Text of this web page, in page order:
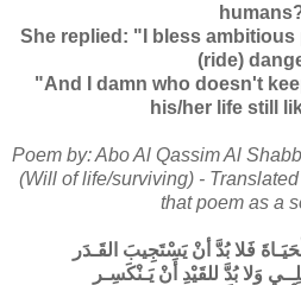
She replied: "I bless
(ride)
"And I damn who doesn't
his/her life still
Poem by: Abo Al Qassim Al
(Will of life/surviving) -
that poem as a
فَلا بُدَّ أنْ يَسْتَجِيبَ القَـدَر
وَلا بُدَّ للقَيْدِ أَنْ يَـنْكَسِـر